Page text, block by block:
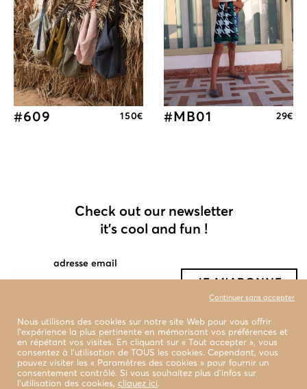
#609 150€ #MB01 29€
Check out our newsletter
it's cool and fun !
adresse email
Nous utilisons des cookies sur notre site Web pour vous offrir
l'expérience la plus pertinente en mémorisant vos préférences et
en répétant vos visites. En cliquant sur « Tout accepter », vous
consentez à l'utilisation de TOUS les cookies. Cependant, vous
pouvez visiter les « Paramètres des cookies » pour fournir un
consentement contrôlé. Si vous souhaitez plus d’infos sur
l’utilisation des cookies, cliquez ici.
Continuer sans accepter